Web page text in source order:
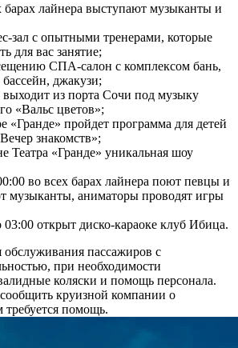
барах лайнера выступают музыканты и
зал с опытными тренерами, которые
для вас занятие;
СПА-салон с комплексом бань,
джакузи;
из порта Сочи под музыку
«Вальс цветов»;
«Гранде» пройдет программа для детей
знакомств»;
Театра «Гранде» уникальная шоу
во всех барах лайнера поют певцы и
музыканты, аниматоры проводят игры
03:00 открыт диско-караоке клуб Ибица.
обслуживания пассажиров с
при необходимости
коляски и помощь персонала.
круизной компании о
помощь.